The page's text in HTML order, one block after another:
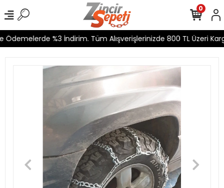
%3 İndirim. Tüm Alışverişlerinizde 800 TL Üzeri
0